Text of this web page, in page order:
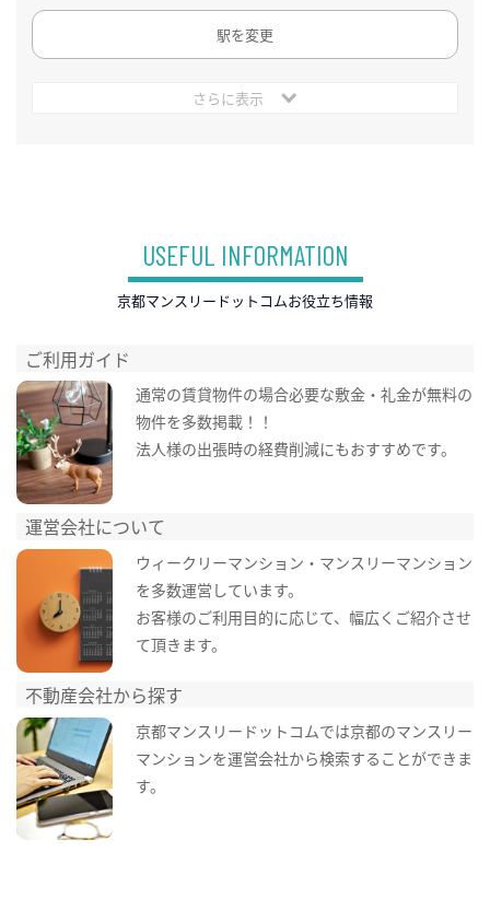
駅を変更
さらに表示
USEFUL INFORMATION
京都マンスリードットコムお役立ち情報
ご利用ガイド
通常の賃貸物件の場合必要な敷金・礼金が無料の
物件を多数掲載！！
法人様の出張時の経費削減にもおすすめです。
運営会社について
ウィークリーマンション・マンスリーマンション
を多数運営しています。
お客様のご利用目的に応じて、幅広くご紹介させ
て頂きます。
不動産会社から探す
京都マンスリードットコムでは京都のマンスリー
マンションを運営会社から検索することができま
す。